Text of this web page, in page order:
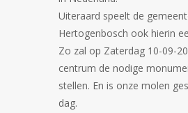
Uiteraard speelt de
Hertogenbosch ook hierin
Zo zal op Zaterdag 10-09-
centrum de nodige
stellen. En is onze molen
dag.